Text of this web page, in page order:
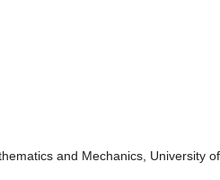
and Mechanics, University